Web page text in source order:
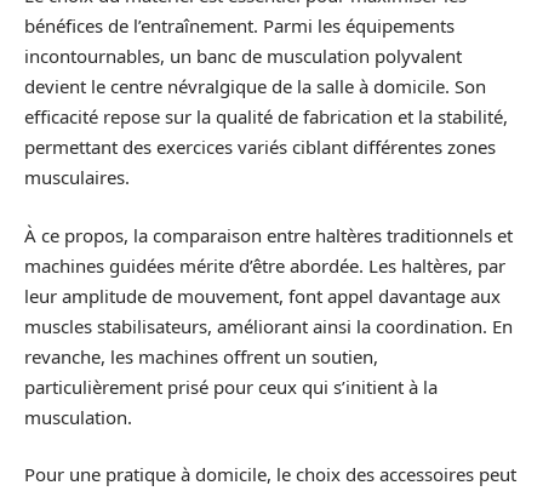
bénéfices de l’entraînement. Parmi les équipements
incontournables, un banc de musculation polyvalent
devient le centre névralgique de la salle à domicile. Son
efficacité repose sur la qualité de fabrication et la stabilité,
permettant des exercices variés ciblant différentes zones
musculaires.
À ce propos, la comparaison entre haltères traditionnels et
machines guidées mérite d’être abordée. Les haltères, par
leur amplitude de mouvement, font appel davantage aux
muscles stabilisateurs, améliorant ainsi la coordination. En
revanche, les machines offrent un soutien,
particulièrement prisé pour ceux qui s’initient à la
musculation.
Pour une pratique à domicile, le choix des accessoires peut